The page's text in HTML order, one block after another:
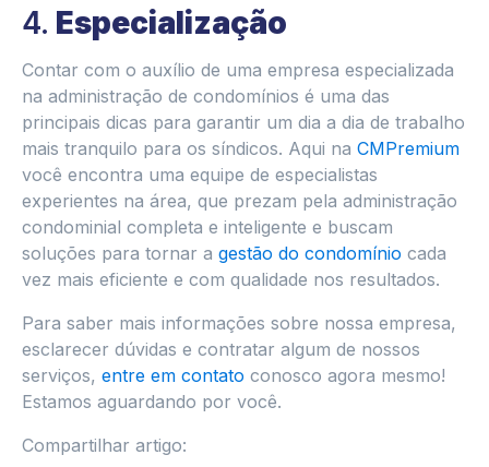
4. Especialização
Contar com o auxílio de uma empresa especializada
na administração de condomínios é uma das
principais dicas para garantir um dia a dia de trabalho
mais tranquilo para os síndicos. Aqui na CMPremium
você encontra uma equipe de especialistas
experientes na área, que prezam pela administração
condominial completa e inteligente e buscam
soluções para tornar a gestão do condomínio cada
vez mais eficiente e com qualidade nos resultados.
Para saber mais informações sobre nossa empresa,
esclarecer dúvidas e contratar algum de nossos
serviços, entre em contato conosco agora mesmo!
Estamos aguardando por você.
Compartilhar artigo: